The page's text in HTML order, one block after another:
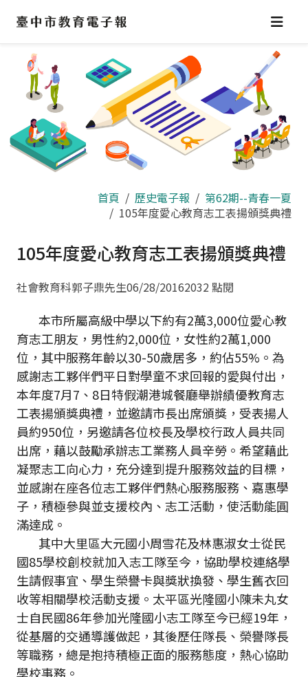
區
首頁 歷史電子報
第62期--青春一夏
105年度愛心教育志工表揚頒獎典禮
105年度愛心教育志工表揚頒獎典禮
社會教育科郭子鼎先生06/28/20162032 點閱
本市所屬高級中學以下約有2萬3,000位愛心教
育志工朋友，男性約2,000位，女性約2萬1,000
位，其中服務年齡以30-50歲居多，約佔55%。為
感謝志工夥伴們平日對學童不求回報的愛與付出，
本年度7月7、8日特假潮港城餐廳舉辦績優教育志
工表揚頒獎典禮，並邀請市長出席頒獎，受表揚人
員約950位，另邀請各位校長及學校行政人員共同
出席，藉以鼓勵承辦志工業務人員辛勞。希望藉此
凝聚志工向心力，充分達到提升服務效益的目標，
並感謝在座各位志工夥伴們熱心服務服務、嘉惠學
子，積極參與並支援校內、志工活動，使活動能圓
滿達成。
其中大里區大元國小周雪花及林惠淑女士從民
國85學校創校就加入志工隊至今，協助學校連絡學
生請假事宜、學生榮譽卡與獎狀換發、學生舊衣回
收等相關學校活動支援。太平區光隆國小陳未丸女
士自民國86年參加光隆國小志工隊至今已經19年，
從基層的交通導護做起，其後歷任隊長、榮譽隊長
等職務，總是抱持積極正面的服務態度，熱心協助
學校事務。